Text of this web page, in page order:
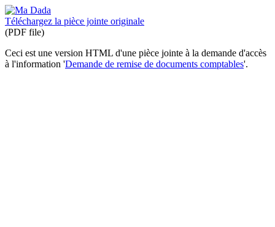
Téléchargez la pièce jointe originale
(PDF file)
Ceci est une version HTML d'une pièce jointe à la demande d'accès
à l'information 'Demande de remise de documents comptables'.